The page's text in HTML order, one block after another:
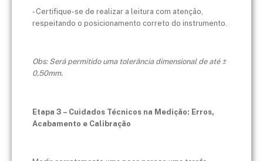
- Certifique-se de realizar a leitura com atenção,
respeitando o posicionamento correto do instrumento.
Obs: Será permitido uma tolerância dimensional de até ±
0,50mm.
Etapa 3 – Cuidados Técnicos na Medição: Erros,
Acabamento e Calibração